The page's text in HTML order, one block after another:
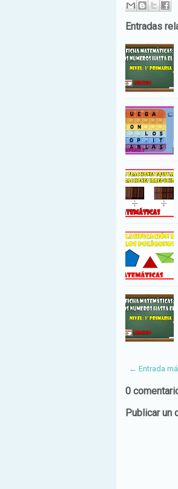
Entradas
← Entrada
0
Publicar un